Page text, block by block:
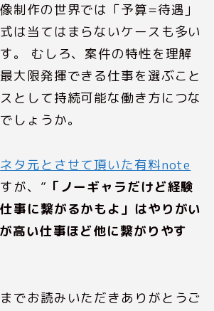
制作の世界では「予算=待遇」
は当てはまらないケースも多い
。 むしろ、案件の特性を理解
大限発揮できる仕事を選ぶこと
として持続可能な働き方につな
しょうか。
ネタ元とさせて頂いた有料note
が、” 「ノーギャラだけど経験
事に繋がるかもよ」はやりがい
高い仕事ほど他に繋がりやす
でお読みいただきありがとうご